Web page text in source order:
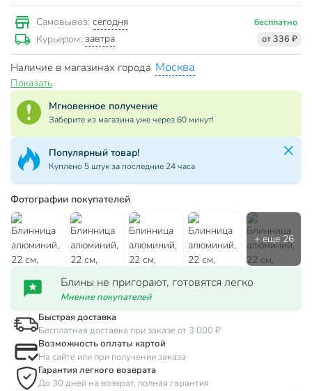
Самовывоз: сегодня бесплатно
Курьером: завтра от 336 ₽
Наличие в магазинах города Москва
Показать
Мгновенное получение
Заберите из магазина уже через 60 минут!
Популярный товар!
Куплено 5 штук за последние 24 часа
Фотографии покупателей
Блины не пригорают, готовятся легко
Мнение покупателей
Быстрая доставка
Бесплатная доставка при заказе от 3 000 ₽
Возможность оплаты картой
На сайте или при получении заказа
Гарантия легкого возврата
До 30 дней на возврат, полная гарантия